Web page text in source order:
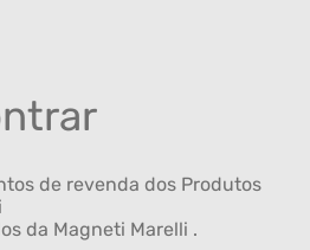
de revenda dos Produtos
da Magneti Marelli .